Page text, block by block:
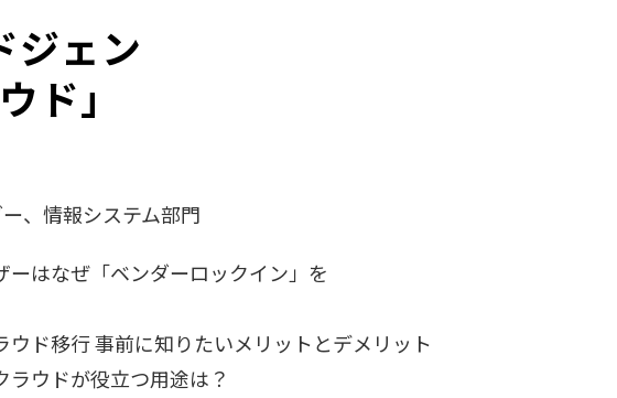
ジェン
ド」
、情報システム部門
ーはなぜ「ベンダーロックイン」を
ウド移行 事前に知りたいメリットとデメリット
ラウドが役立つ用途は？